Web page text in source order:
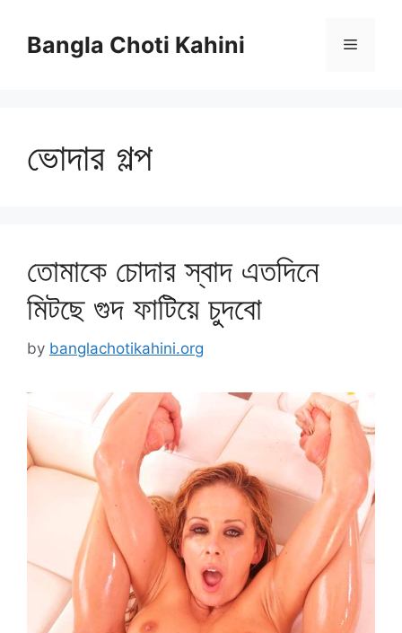
contentBangla Choti Kahini Menu
ভোদার গল্প
তোমাকে চোদার স্বাদ এতদিনে
মিটছে গুদ ফাটিয়ে চুদবো
by banglachotikahini.org